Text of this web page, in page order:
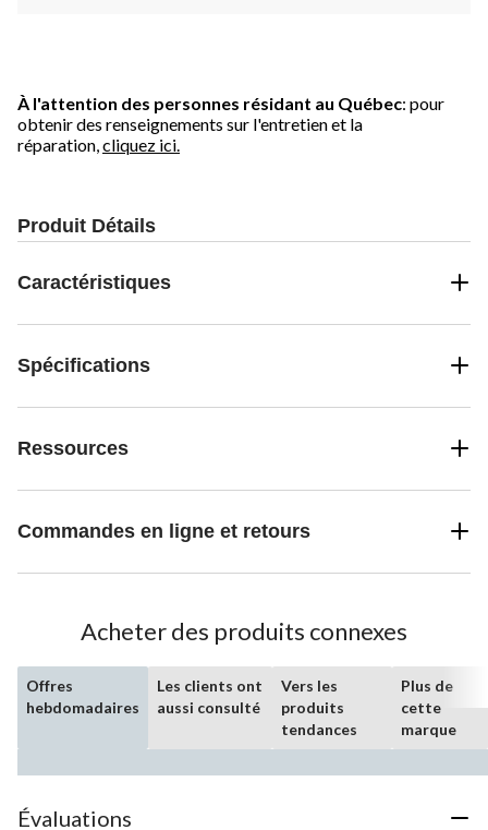
À l'attention des personnes résidant au Québec: pour
obtenir des renseignements sur l'entretien et la
réparation, cliquez ici.
Produit Détails
Caractéristiques
Spécifications
Ressources
Commandes en ligne et retours
Acheter des produits connexes
Offres
hebdomadaires
Les clients ont
aussi consulté
Vers les
produits
tendances
Plus de
cette
marque
Évaluations